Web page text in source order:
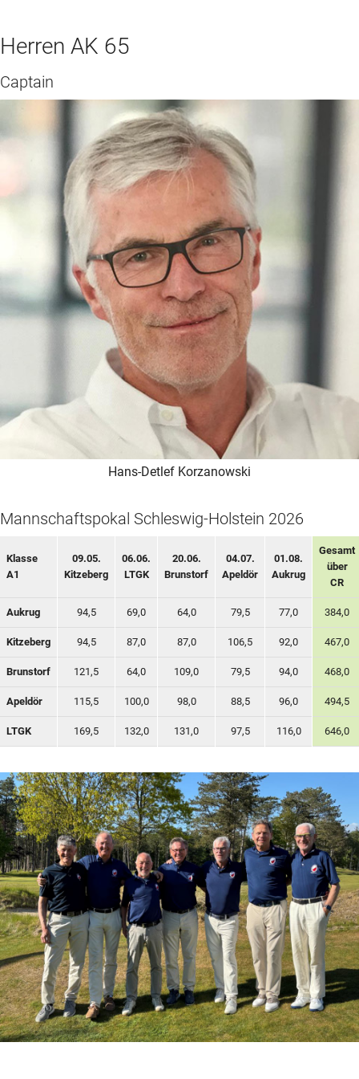
Herren AK 65
Captain
Hans-Detlef Korzanowski
Mannschaftspokal Schleswig-Holstein 2026
Klasse
A1
09.05.
Kitzeberg
06.06.
LTGK
20.06.
Brunstorf
04.07.
Apeldör
01.08.
Aukrug
Gesamt
über
CR
Aukrug 94,5 69,0 64,0 79,5 77,0 384,0
Kitzeberg 94,5 87,0 87,0 106,5 92,0 467,0
Brunstorf 121,5 64,0 109,0 79,5 94,0 468,0
Apeldör 115,5 100,0 98,0 88,5 96,0 494,5
LTGK 169,5 132,0 131,0 97,5 116,0 646,0